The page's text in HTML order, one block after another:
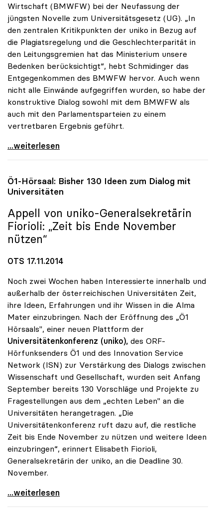
Wirtschaft (BMWFW) bei der Neufassung der
jüngsten Novelle zum Universitätsgesetz (UG). „In
den zentralen Kritikpunkten der uniko in Bezug auf
die Plagiatsregelung und die Geschlechterparität in
den Leitungsgremien hat das Ministerium unsere
Bedenken berücksichtigt“, hebt Schmidinger das
Entgegenkommen des BMWFW hervor. Auch wenn
nicht alle Einwände aufgegriffen wurden, so habe der
konstruktive Dialog sowohl mit dem BMWFW als
auch mit den Parlamentsparteien zu einem
vertretbaren Ergebnis geführt.
UG-Novelle: uniko begrüsst konstruktive Haltung
...weiterlesen
Ö1-Hörsaal: Bisher 130 Ideen zum Dialog mit
Universitäten
Appell von uniko-Generalsekretärin
Fiorioli: „Zeit bis Ende November
nützen“
OTS 17.11.2014
Noch zwei Wochen haben Interessierte innerhalb und
außerhalb der österreichischen Universitäten Zeit,
ihre Ideen, Erfahrungen und ihr Wissen in die Alma
Mater einzubringen. Nach der Eröffnung des „Ö1
Hörsaals", einer neuen Plattform der
Universitätenkonferenz (uniko), des ORF-
Hörfunksenders Ö1 und des Innovation Service
Network (ISN) zur Verstärkung des Dialogs zwischen
Wissenschaft und Gesellschaft, wurden seit Anfang
September bereits 130 Vorschläge und Projekte zu
Fragestellungen aus dem „echten Leben" an die
Universitäten herangetragen. „Die
Universitätenkonferenz ruft dazu auf, die restliche
Zeit bis Ende November zu nützen und weitere Ideen
einzubringen“, erinnert Elisabeth Fiorioli,
Generalsekretärin der uniko, an die Deadline 30.
November.
Ö1-Hörsaal: Bisher 130 Ideen zum Dialog mit
...weiterlesen